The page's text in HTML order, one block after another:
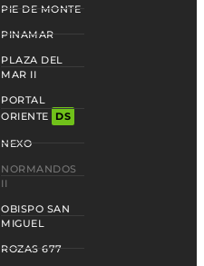
PIE DE MONTE
PINAMAR
PLAZA DEL
MAR II
PORTAL
ORIENTE
DS
NEXO
NORMANDOS
II
OBISPO SAN
MIGUEL
ROZAS 677